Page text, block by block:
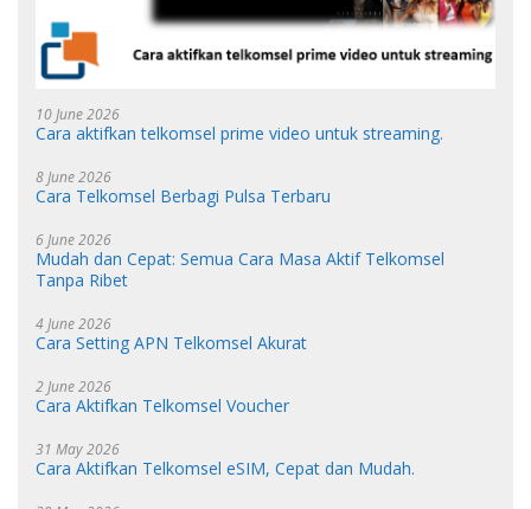
10 June 2026
Cara aktifkan telkomsel prime video untuk streaming.
8 June 2026
Cara Telkomsel Berbagi Pulsa Terbaru
6 June 2026
Mudah dan Cepat: Semua Cara Masa Aktif Telkomsel
Tanpa Ribet
4 June 2026
Cara Setting APN Telkomsel Akurat
2 June 2026
Cara Aktifkan Telkomsel Voucher
31 May 2026
Cara Aktifkan Telkomsel eSIM, Cepat dan Mudah.